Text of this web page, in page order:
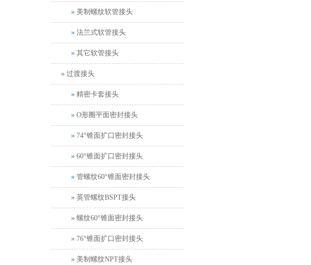
美制螺纹软管接头
法兰式软管接头
其它软管接头
过渡接头
精密卡套接头
O形圈平面密封接头
74°锥面扩口密封接头
60°锥面扩口密封接头
管螺纹60°锥面密封接头
英管螺纹BSPT接头
螺纹60°锥面密封接头
76°锥面扩口密封接头
美制螺纹NPT接头